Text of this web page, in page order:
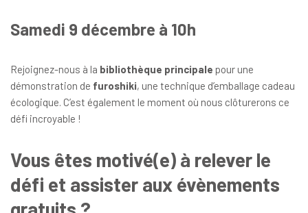
Samedi 9 décembre à 10h
Rejoignez-nous à la bibliothèque principale pour une
démonstration de furoshiki, une technique d’emballage cadeau
écologique. C’est également le moment où nous clôturerons ce
défi incroyable !
Vous êtes motivé(e) à relever le
défi et assister aux évènements